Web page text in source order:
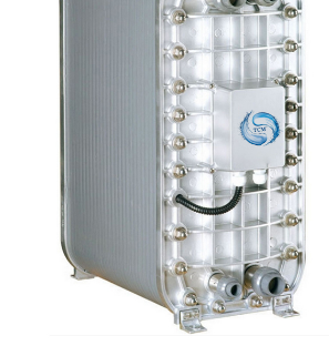
PureTec （浦睿）EDI模块维修
查看详情